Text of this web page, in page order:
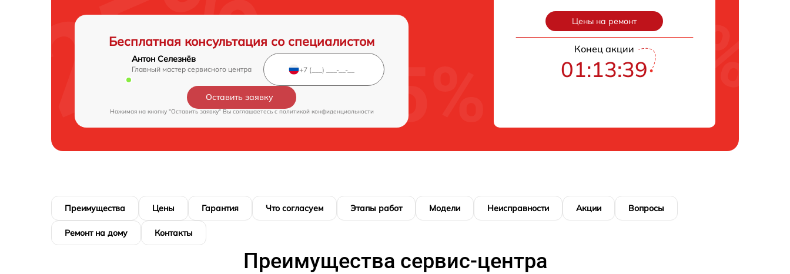
Бесплатная консультация со специалистом
Антон Селезнёв
Главный мастер сервисного центра
Оставить заявку
Нажимая на кнопку "Оставить заявку" Вы соглашаетесь cполитикой конфиденциальности
Цены на ремонт
Конец акции
01:13:38
Преимущества Цены Гарантия Что согласуем Этапы работ Модели Неисправности Акции Вопросы
Ремонт на дому Контакты
Преимущества сервис-центра